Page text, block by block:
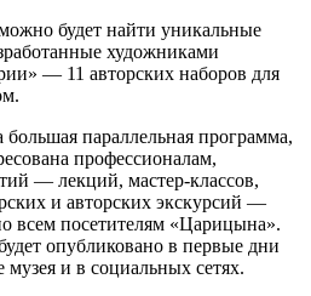
будет найти уникальные
художниками
— 11 авторских наборов для
параллельная программа,
профессионалам,
— лекций, мастер-классов,
и авторских экскурсий —
всем посетителям «Царицына».
опубликовано в первые дни
и в социальных сетях.